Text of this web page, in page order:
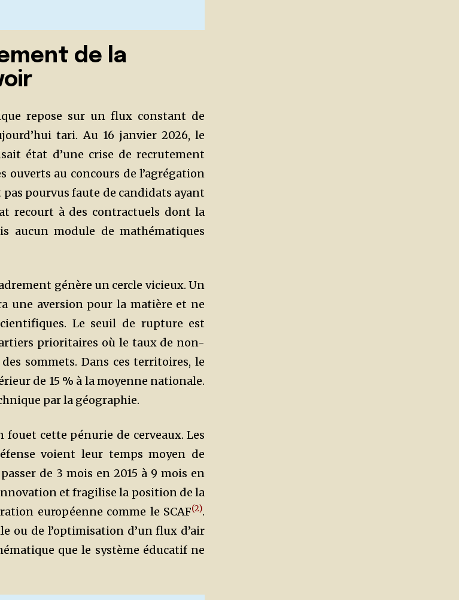
de la
repose sur un flux constant de
tari. Au 16 janvier 2026, le
état d’une crise de recrutement
ouverts au concours de l’agrégation
pourvus faute de candidats ayant
recourt à des contractuels dont la
aucun module de mathématiques
génère un cercle vicieux. Un
une aversion pour la matière et ne
Le seuil de rupture est
prioritaires où le taux de non-
sommets. Dans ces territoires, le
de 15 % à la moyenne nationale.
par la géographie.
cette pénurie de cerveaux. Les
voient leur temps moyen de
de 3 mois en 2015 à 9 mois en
et fragilise la position de la
européenne comme le SCAF(2).
ou de l’optimisation d’un flux d’air
que le système éducatif ne